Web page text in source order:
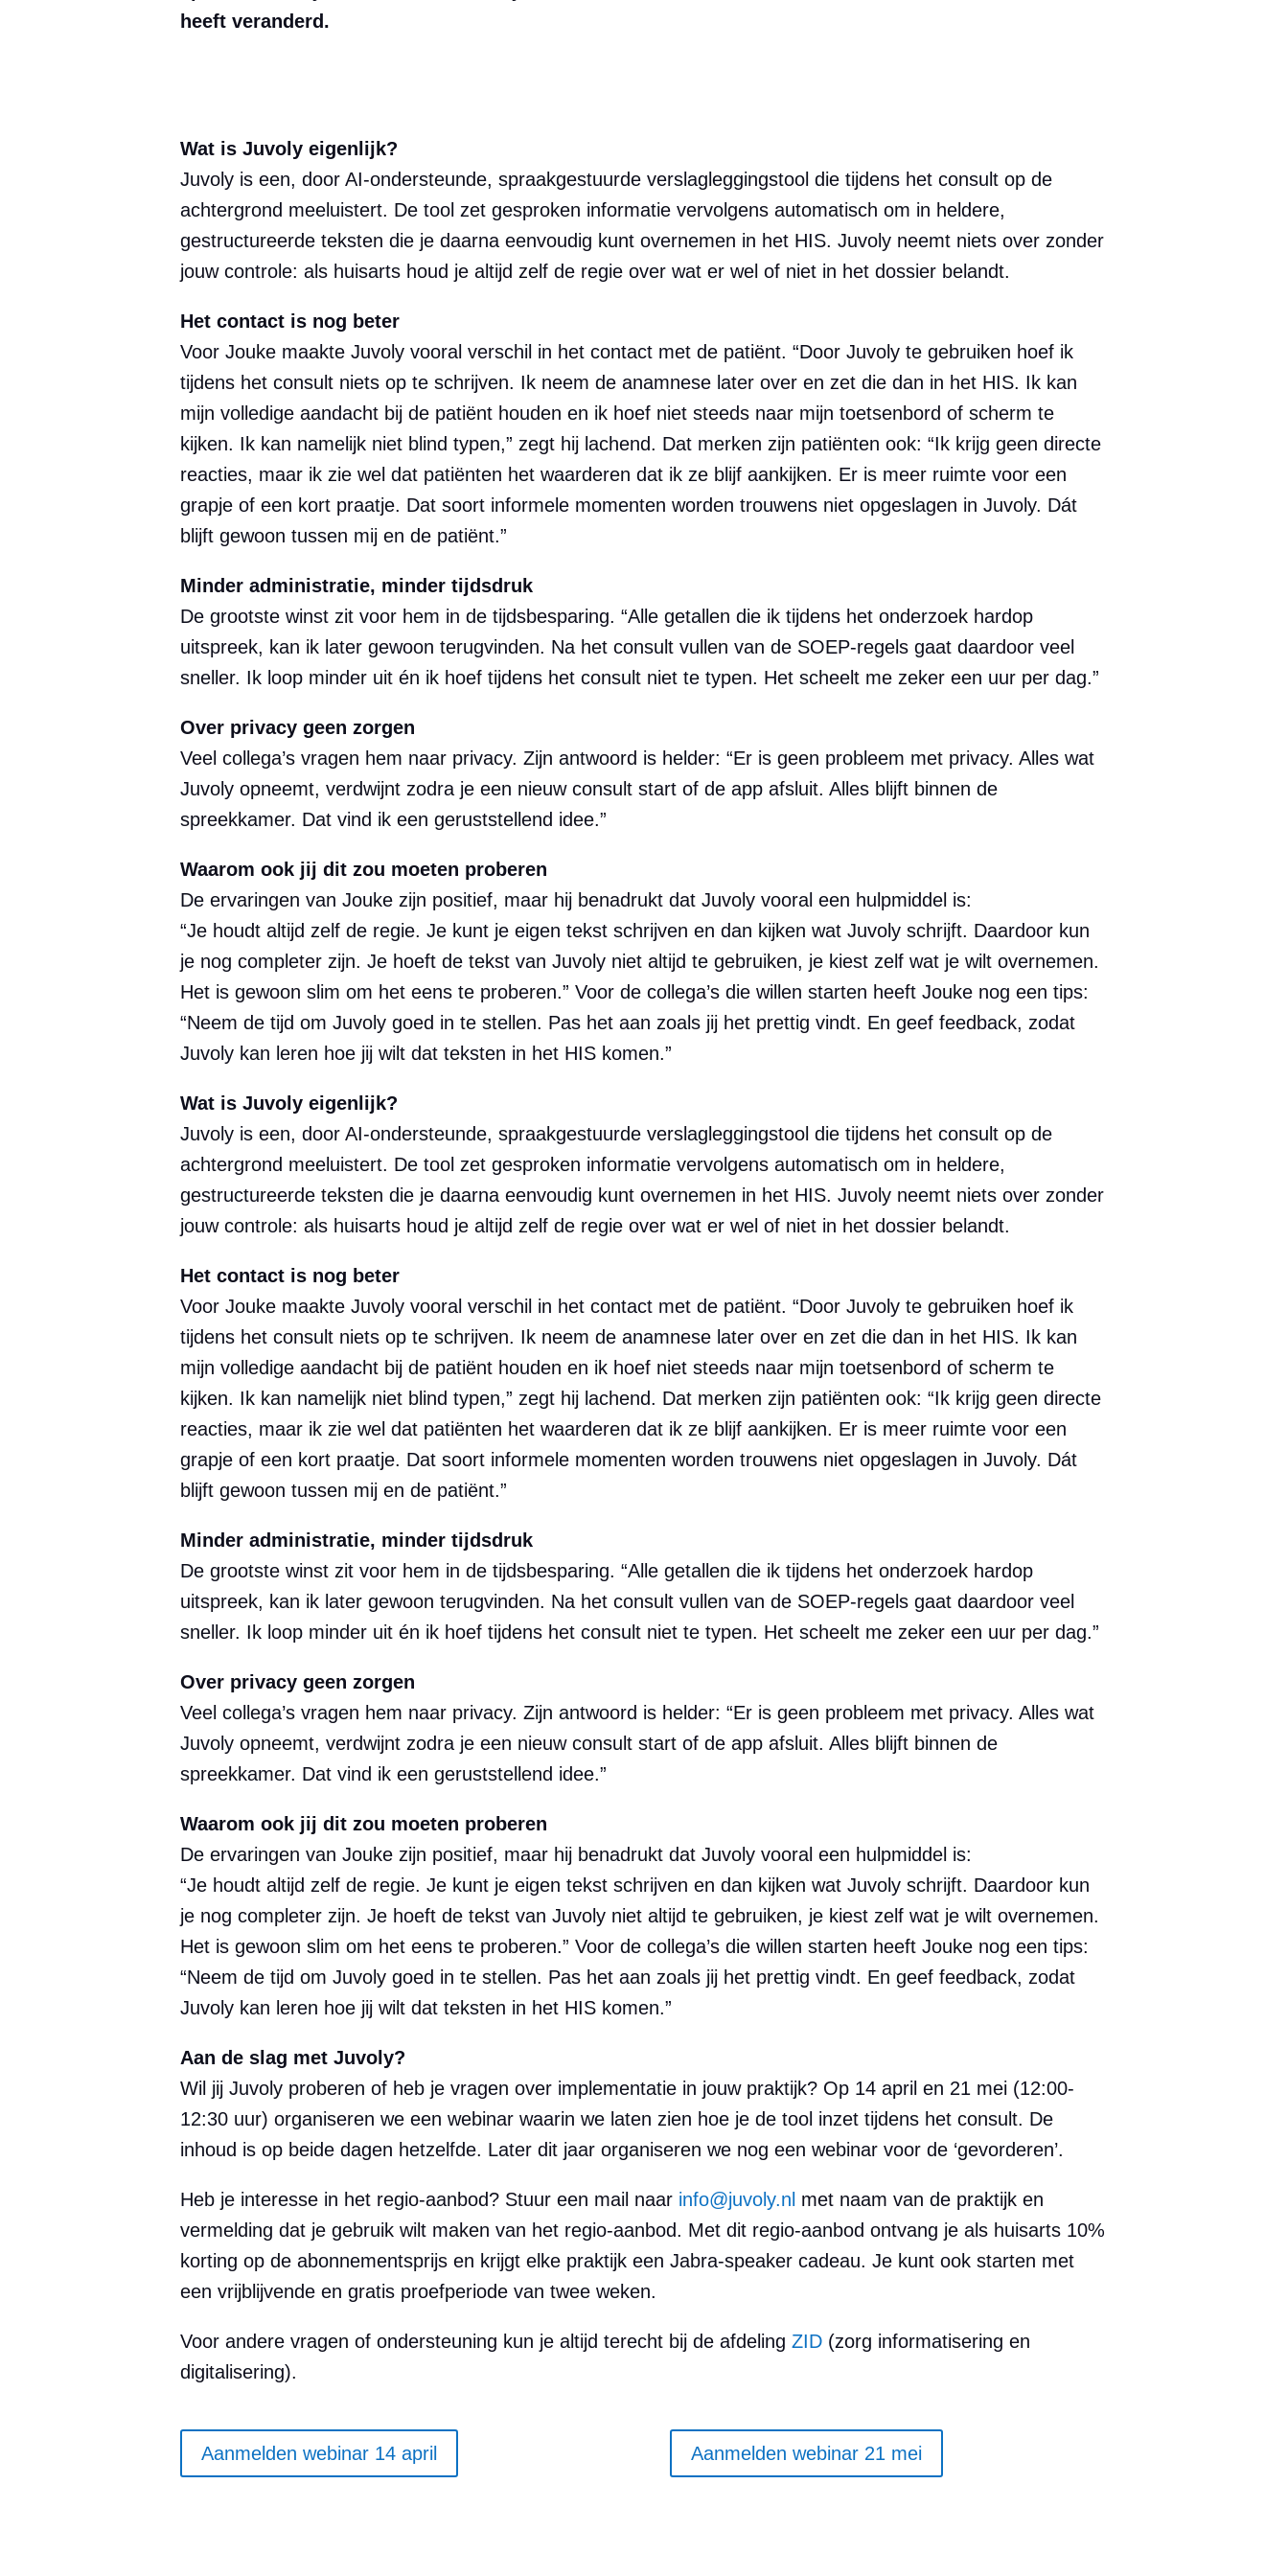
heeft veranderd.
Wat is Juvoly eigenlijk?
Juvoly is een, door AI‑ondersteunde, spraakgestuurde verslagleggingstool die tijdens het consult op de
achtergrond meeluistert. De tool zet gesproken informatie vervolgens automatisch om in heldere,
gestructureerde teksten die je daarna eenvoudig kunt overnemen in het HIS. Juvoly neemt niets over zonder
jouw controle: als huisarts houd je altijd zelf de regie over wat er wel of niet in het dossier belandt.
Het contact is nog beter
Voor Jouke maakte Juvoly vooral verschil in het contact met de patiënt. “Door Juvoly te gebruiken hoef ik
tijdens het consult niets op te schrijven. Ik neem de anamnese later over en zet die dan in het HIS. Ik kan
mijn volledige aandacht bij de patiënt houden en ik hoef niet steeds naar mijn toetsenbord of scherm te
kijken. Ik kan namelijk niet blind typen,” zegt hij lachend. Dat merken zijn patiënten ook: “Ik krijg geen directe
reacties, maar ik zie wel dat patiënten het waarderen dat ik ze blijf aankijken. Er is meer ruimte voor een
grapje of een kort praatje. Dat soort informele momenten worden trouwens niet opgeslagen in Juvoly. Dát
blijft gewoon tussen mij en de patiënt.”
Minder administratie, minder tijdsdruk
De grootste winst zit voor hem in de tijdsbesparing. “Alle getallen die ik tijdens het onderzoek hardop
uitspreek, kan ik later gewoon terugvinden. Na het consult vullen van de SOEP-regels gaat daardoor veel
sneller. Ik loop minder uit én ik hoef tijdens het consult niet te typen. Het scheelt me zeker een uur per dag.”
Over privacy geen zorgen
Veel collega’s vragen hem naar privacy. Zijn antwoord is helder: “Er is geen probleem met privacy. Alles wat
Juvoly opneemt, verdwijnt zodra je een nieuw consult start of de app afsluit. Alles blijft binnen de
spreekkamer. Dat vind ik een geruststellend idee.”
Waarom ook jij dit zou moeten proberen
De ervaringen van Jouke zijn positief, maar hij benadrukt dat Juvoly vooral een hulpmiddel is:
“Je houdt altijd zelf de regie. Je kunt je eigen tekst schrijven en dan kijken wat Juvoly schrijft. Daardoor kun
je nog completer zijn. Je hoeft de tekst van Juvoly niet altijd te gebruiken, je kiest zelf wat je wilt overnemen.
Het is gewoon slim om het eens te proberen.” Voor de collega’s die willen starten heeft Jouke nog een tips:
“Neem de tijd om Juvoly goed in te stellen. Pas het aan zoals jij het prettig vindt. En geef feedback, zodat
Juvoly kan leren hoe jij wilt dat teksten in het HIS komen.”
Wat is Juvoly eigenlijk?
Juvoly is een, door AI‑ondersteunde, spraakgestuurde verslagleggingstool die tijdens het consult op de
achtergrond meeluistert. De tool zet gesproken informatie vervolgens automatisch om in heldere,
gestructureerde teksten die je daarna eenvoudig kunt overnemen in het HIS. Juvoly neemt niets over zonder
jouw controle: als huisarts houd je altijd zelf de regie over wat er wel of niet in het dossier belandt.
Het contact is nog beter
Voor Jouke maakte Juvoly vooral verschil in het contact met de patiënt. “Door Juvoly te gebruiken hoef ik
tijdens het consult niets op te schrijven. Ik neem de anamnese later over en zet die dan in het HIS. Ik kan
mijn volledige aandacht bij de patiënt houden en ik hoef niet steeds naar mijn toetsenbord of scherm te
kijken. Ik kan namelijk niet blind typen,” zegt hij lachend. Dat merken zijn patiënten ook: “Ik krijg geen directe
reacties, maar ik zie wel dat patiënten het waarderen dat ik ze blijf aankijken. Er is meer ruimte voor een
grapje of een kort praatje. Dat soort informele momenten worden trouwens niet opgeslagen in Juvoly. Dát
blijft gewoon tussen mij en de patiënt.”
Minder administratie, minder tijdsdruk
De grootste winst zit voor hem in de tijdsbesparing. “Alle getallen die ik tijdens het onderzoek hardop
uitspreek, kan ik later gewoon terugvinden. Na het consult vullen van de SOEP-regels gaat daardoor veel
sneller. Ik loop minder uit én ik hoef tijdens het consult niet te typen. Het scheelt me zeker een uur per dag.”
Over privacy geen zorgen
Veel collega’s vragen hem naar privacy. Zijn antwoord is helder: “Er is geen probleem met privacy. Alles wat
Juvoly opneemt, verdwijnt zodra je een nieuw consult start of de app afsluit. Alles blijft binnen de
spreekkamer. Dat vind ik een geruststellend idee.”
Waarom ook jij dit zou moeten proberen
De ervaringen van Jouke zijn positief, maar hij benadrukt dat Juvoly vooral een hulpmiddel is:
“Je houdt altijd zelf de regie. Je kunt je eigen tekst schrijven en dan kijken wat Juvoly schrijft. Daardoor kun
je nog completer zijn. Je hoeft de tekst van Juvoly niet altijd te gebruiken, je kiest zelf wat je wilt overnemen.
Het is gewoon slim om het eens te proberen.” Voor de collega’s die willen starten heeft Jouke nog een tips:
“Neem de tijd om Juvoly goed in te stellen. Pas het aan zoals jij het prettig vindt. En geef feedback, zodat
Juvoly kan leren hoe jij wilt dat teksten in het HIS komen.”
Aan de slag met Juvoly?
Wil jij Juvoly proberen of heb je vragen over implementatie in jouw praktijk? Op 14 april en 21 mei (12:00-
12:30 uur) organiseren we een webinar waarin we laten zien hoe je de tool inzet tijdens het consult. De
inhoud is op beide dagen hetzelfde. Later dit jaar organiseren we nog een webinar voor de ‘gevorderen’.
Heb je interesse in het regio-aanbod? Stuur een mail naar info@juvoly.nl met naam van de praktijk en
vermelding dat je gebruik wilt maken van het regio-aanbod. Met dit regio-aanbod ontvang je als huisarts 10%
korting op de abonnementsprijs en krijgt elke praktijk een Jabra-speaker cadeau. Je kunt ook starten met
een vrijblijvende en gratis proefperiode van twee weken.
Voor andere vragen of ondersteuning kun je altijd terecht bij de afdelingZID (zorg informatisering en
digitalisering).
Aanmelden webinar 14 april Aanmelden webinar 21 mei